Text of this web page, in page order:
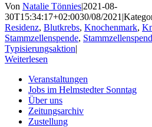
Von Natalie Tönnies|2021-08-
30T15:34:17+02:0030/08/2021 |
Residenz, Blutkrebs, Knochenmark,
Stammzellenspende,
Typisierungsaktion|
Weiterlesen
Veranstaltungen
Jobs im Helmstedter Sonntag
Über uns
Zeitungsarchiv
Zustellung